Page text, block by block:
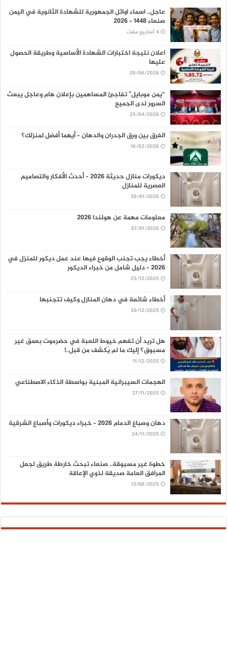
عاجل.. اسماء اوائل الجمهورية للشهادة الثانوية في اليمن
صنعاء 1448 – 2026
اعلان نتيجة اختبارات الشهادة الأساسية وطريقة الحصول
عليها
20/06/2026
“يمن موبايل” تفاجئ المساهمين بإعلان هام وعاجل يبعث
السرور لدى الجميع
25/04/2026
الفرق بين ورق الجدران والدهان – أيهما أفضل لمنزلك؟
16/02/2026
ديكورات منازل حديثة 2026 – أحدث الأفكار والتصاميم
العصرية للمنازل
20/01/2026
معلومات مهمة عن هولندا 2026
07/01/2026
أخطاء يجب تجنب الوقوع فيها عند عمل ديكور للمنزل في
2026 – دليل شامل من خبراء الديكور
25/12/2025
أخطاء شائعة في دهان المنازل وكيف تتجنبها
20/12/2025
هل تريد أن تفهم خيوط اللعبة في حضرموت بعمق غير
مسبوق؟ إليك ما لم يُكشف من قبل..!
11/12/2025
الهجمات السيبرانية المبنية بواسطة الذكاء الاصطناعي
27/11/2025
دهان وصباغ الدمام 2026 – خبراء ديكورات وأصباغ الشرقية
24/11/2025
خطوة غير مسبوقة.. صنعاء تبحث خارطة طريق لجعل
المرافق العامة صديقة لذوي الإعاقة
13/08/2025